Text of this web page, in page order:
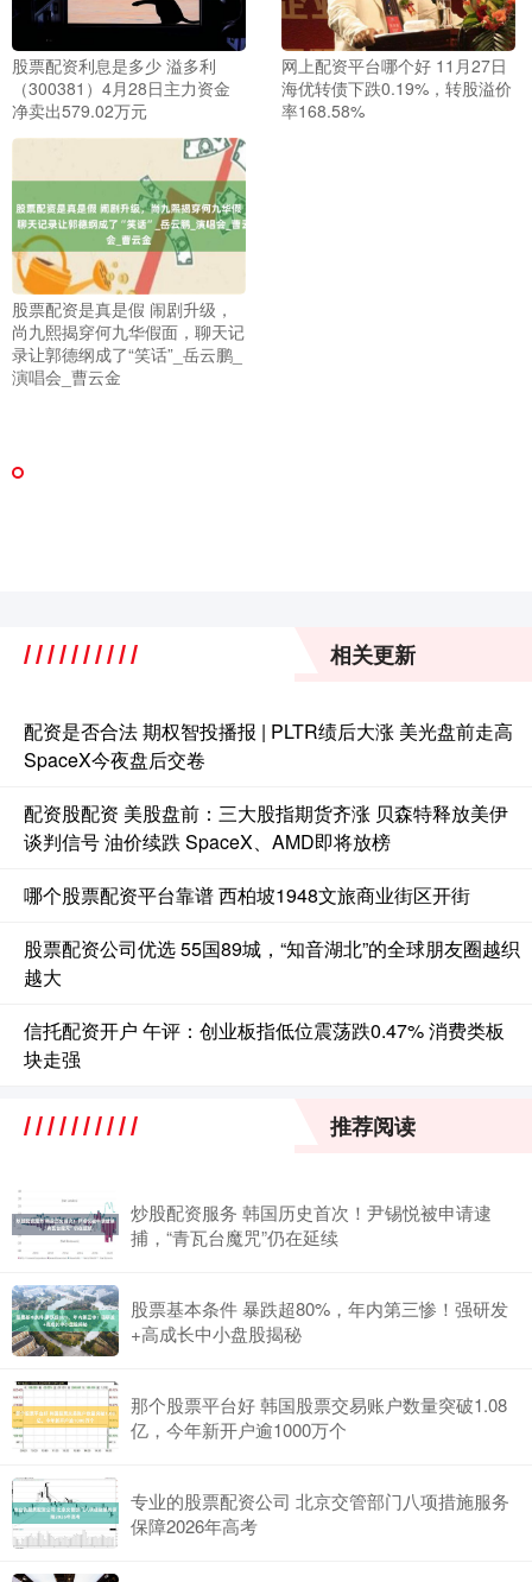
股票配资利息是多少 溢多利
（300381）4月28日主力资金
净卖出579.02万元
网上配资平台哪个好 11月27日
海优转债下跌0.19%，转股溢价
率168.58%
股票配资是真是假 闹剧升级，
尚九熙揭穿何九华假面，聊天记
录让郭德纲成了“笑话”_岳云鹏_
演唱会_曹云金
相关更新
配资是否合法 期权智投播报 | PLTR绩后大涨 美光盘前走高
SpaceX今夜盘后交卷
配资股配资 美股盘前：三大股指期货齐涨 贝森特释放美伊
谈判信号 油价续跌 SpaceX、AMD即将放榜
哪个股票配资平台靠谱 西柏坡1948文旅商业街区开街
股票配资公司优选 55国89城，“知音湖北”的全球朋友圈越织
越大
信托配资开户 午评：创业板指低位震荡跌0.47% 消费类板
块走强
推荐阅读
炒股配资服务 韩国历史首次！尹锡悦被申请逮
捕，“青瓦台魔咒”仍在延续
股票基本条件 暴跌超80%，年内第三惨！强研发
+高成长中小盘股揭秘
那个股票平台好 韩国股票交易账户数量突破1.08
亿，今年新开户逾1000万个
专业的股票配资公司 北京交管部门八项措施服务
保障2026年高考